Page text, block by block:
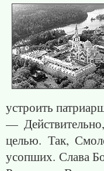
устроить
—
целью. Так,
усопших. Слава